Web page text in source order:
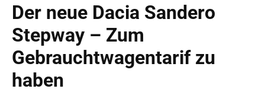
Der neue Dacia Sandero
Stepway – Zum
Gebrauchtwagentarif zu
haben